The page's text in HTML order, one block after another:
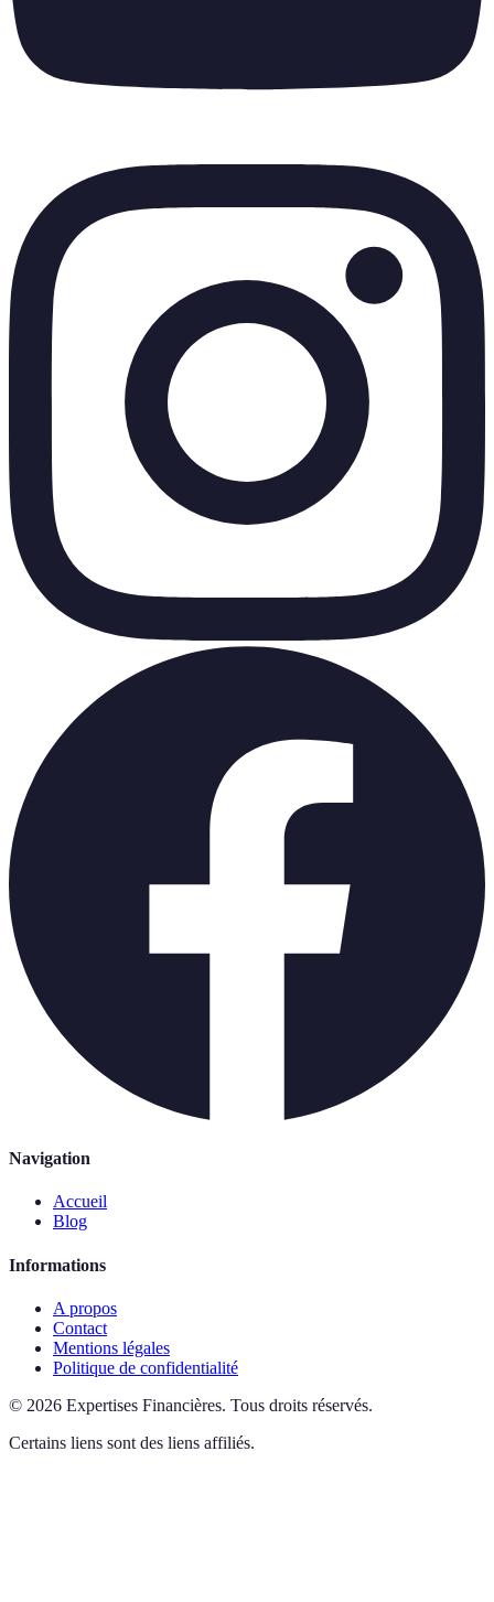
Navigation
Accueil
Blog
Informations
A propos
Contact
Mentions légales
Politique de confidentialité
© 2026 Expertises Financières. Tous droits réservés.
Certains liens sont des liens affiliés.